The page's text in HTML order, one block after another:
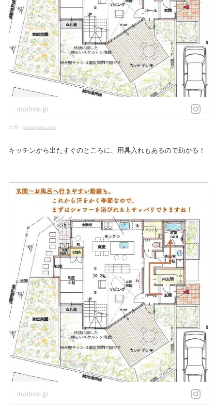
madree.jp
出典： instagram.com
キッチンから出たすぐのところに、用具入れもあるので助かる！
madree.jp